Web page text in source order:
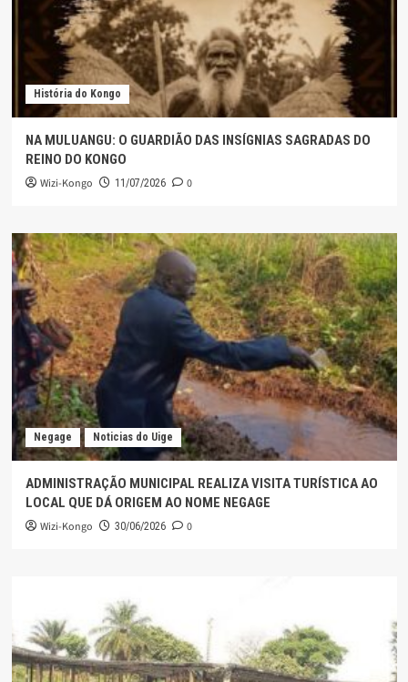
História do Kongo
NA MULUANGU: O GUARDIÃO DAS INSÍGNIAS SAGRADAS DO
REINO DO KONGO
Wizi-Kongo 11/07/2026 0
Negage Noticias do Uige
ADMINISTRAÇÃO MUNICIPAL REALIZA VISITA TURÍSTICA AO
LOCAL QUE DÁ ORIGEM AO NOME NEGAGE
Wizi-Kongo 30/06/2026 0